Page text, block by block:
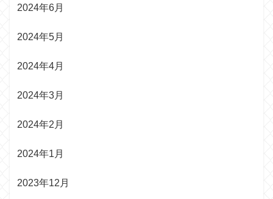
2024年6月
2024年5月
2024年4月
2024年3月
2024年2月
2024年1月
2023年12月